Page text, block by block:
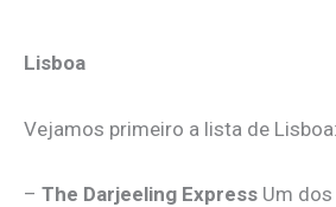
Lisboa
Vejamos primeiro a lista de Lisboa:
– The Darjeeling Express Um